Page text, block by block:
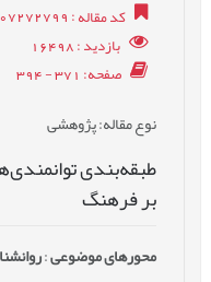
کد مقاله: 14000107272799
بازدید: 16498
صفحه: 371 - 394
نوع مقاله: پژوهشی
طبقه‌بندی
بر فرهنگ
محورهای موضوعی: